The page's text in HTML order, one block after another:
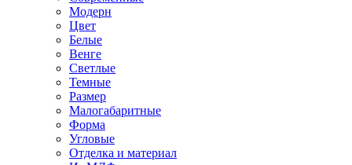
Модерн
Цвет
Белые
Венге
Светлые
Темные
Размер
Малогабаритные
Форма
Угловые
Отделка и материал